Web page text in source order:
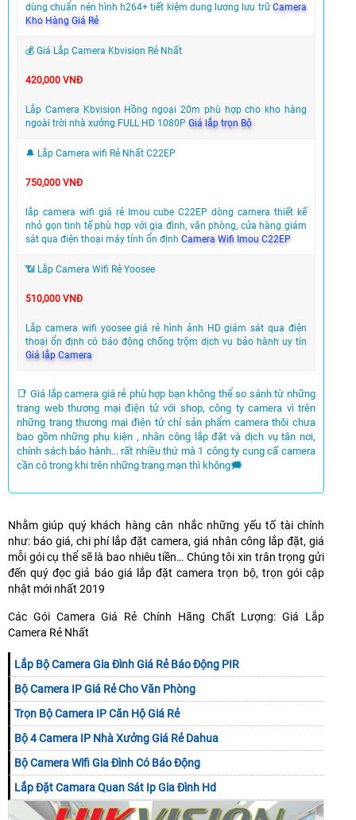
dùng chuẩn nén hình h264+ tiết kiệm dung lương lưu trữCamera
Kho Hàng Giá Rẻ
💰 Giá Lắp Camera Kbvision Rẻ Nhất
420,000 VNĐ
Lắp Camera Kbvision Hồng ngoại 20m phù hợp cho kho hàng
ngoài trời nhà xưởng FULL HD 1080P Giá lắp trọn Bộ
🔔 Lắp Camera wifi Rẻ Nhất C22EP
750,000 VNĐ
lắp camera wifi giá rẻ Imou cube C22EP dòng camera thiết kế
nhỏ gọn tinh tế phù hợp với gia đình, văn phòng, cửa hàng giám
sát qua điện thoại máy tính ổn định Camera Wifi Imou C22EP
📶 Lắp Camera Wifi Rẻ Yoosee
510,000 VNĐ
Lắp camera wifi yoosee giá rẻ hình ảnh HD giám sát qua điện
thoại ổn định có báo động chống trộm dịch vụ bảo hành uy tín
Giá lắp Camera
📑 Giá lắp camera giá rẻ phù hợp bạn không thể so sánh từ những
trang web thương mại điện tử với shop, công ty camera vì trên
những trang thương mại điện tử chỉ sản phẩm camera thôi chưa
bao gồm những phụ kiện , nhân công lắp đặt và dịch vụ tân nơi,
chính sách bảo hành... rất nhiều thứ mà 1 công ty cung cấ camera
cần có trong khi trên những trang mạn thì không🗯️
Nhằm giúp quý khách hàng cân nhắc những yếu tố tài chính
như: báo giá, chi phí lắp đặt camera, giá nhân công lắp đặt, giá
mỗi gói cụ thể sẽ là bao nhiêu tiền… Chúng tôi xin trân trọng gửi
đến quý đọc giả báo giá lắp đặt camera trọn bộ, trọn gói cập
nhật mới nhất 2019
Các Gói Camera Giá Rẻ Chính Hãng Chất Lượng: Giá Lắp
Camera Rẻ Nhất
Lắp Bộ Camera Gia Đình Giá Rẻ Báo Động PIR
Bộ Camera IP Giá Rẻ Cho Văn Phòng
Trọn Bộ Camera IP Căn Hộ Giá Rẻ
Bộ 4 Camera IP Nhà Xưởng Giá Rẻ Dahua
Bộ Camera Wifi Gia Đình Có Báo Động
Lắp Đặt Camara Quan Sát Ip Gia Đình Hd